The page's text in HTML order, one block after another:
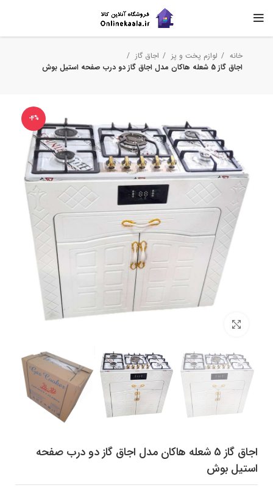
خانه لوازم پخت و پز
اجاق گاز
اجاق گاز 5 شعله هاکان مدل اجاق گاز دو درب صفحه استیل بوش
-4%
اجاق گاز 5 شعله هاکان مدل اجاق گاز دو درب صفحه
استیل بوش